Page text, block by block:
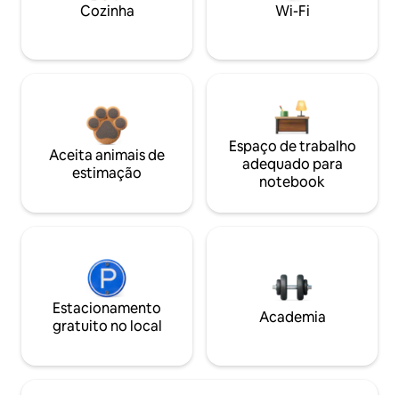
Cozinha Wi-Fi
Aceita animais de
estimação
Espaço de trabalho
adequado para
notebook
Estacionamento
gratuito no local
Academia